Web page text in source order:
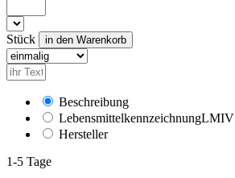
Stück
Beschreibung
LebensmittelkennzeichnungLMIV
Hersteller
1-5 Tage